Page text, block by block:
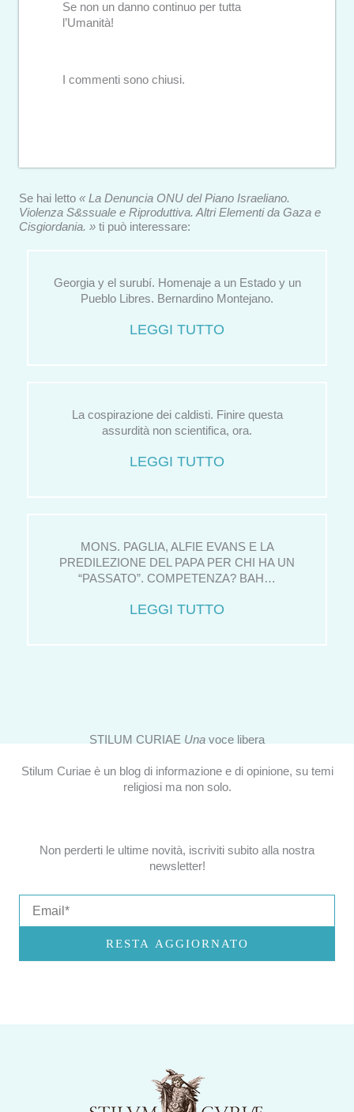
Se non un danno continuo per tutta
l’Umanità!
I commenti sono chiusi.
Se hai letto « La Denuncia ONU del Piano Israeliano.
Violenza S&ssuale e Riproduttiva. Altri Elementi da Gaza e
Cisgiordania. » ti può interessare:
Georgia y el surubí. Homenaje a un Estado y un
Pueblo Libres. Bernardino Montejano.
LEGGI TUTTO
La cospirazione dei caldisti. Finire questa
assurdità non scientifica, ora.
LEGGI TUTTO
MONS. PAGLIA, ALFIE EVANS E LA
PREDILEZIONE DEL PAPA PER CHI HA UN
“PASSATO”. COMPETENZA? BAH…
LEGGI TUTTO
STILUM CURIAE Una voce libera
Stilum Curiae è un blog di informazione e di opinione, su temi
religiosi ma non solo.
Non perderti le ultime novità, iscriviti subito alla nostra
newsletter!
RESTA AGGIORNATO